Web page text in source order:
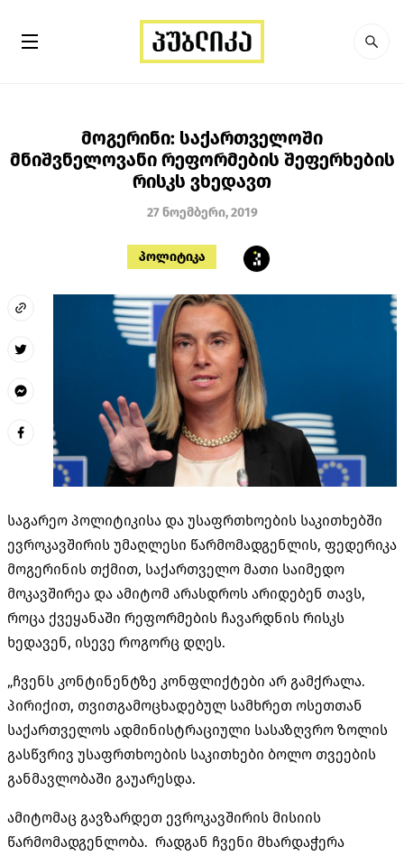
მოგერინი: საქართველოში
მნიშვნელოვანი რეფორმების შეფერხების
რისკს ვხედავთ
27 ნოემბერი, 2019
პოლიტიკა
საგარეო პოლიტიკისა და უსაფრთხოების საკითხებში
ევროკავშირის უმაღლესი წარმომადგენლის, ფედერიკა
მოგერინის თქმით, საქართველო მათი საიმედო
მოკავშირეა და ამიტომ არასდროს არიდებენ თავს,
როცა ქვეყანაში რეფორმების ჩავარდნის რისკს
ხედავენ, ისევე როგორც დღეს.
„ჩვენს კონტინენტზე კონფლიქტები არ გამქრალა.
პირიქით, თვითგამოცხადებულ სამხრეთ ოსეთთან
საქართველოს ადმინისტრაციული სასაზღვრო ზოლის
გასწვრივ უსაფრთხოების საკითხები ბოლო თვეების
განმავლობაში გაუარესდა.
ამიტომაც გავზარდეთ ევროკავშირის მისიის
წარმომადგენლობა. რადგან ჩვენი მხარდაჭერა